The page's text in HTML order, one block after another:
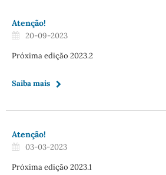
Atenção!
20-09-2023
Próxima edição 2023.2
Saiba mais
Atenção!
03-03-2023
Próxima edição 2023.1